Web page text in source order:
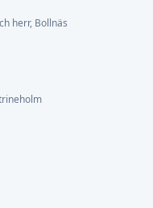
herr, Bollnäs